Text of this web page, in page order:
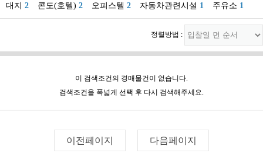
대지 2 콘도(호텔) 2 오피스텔 2 자동차관련시설 1 주유소 1
정렬방법 :
이 검색조건의 경매물건이 없습니다.
검색조건을 폭넓게 선택 후 다시 검색해주세요.
이전페이지 다음페이지